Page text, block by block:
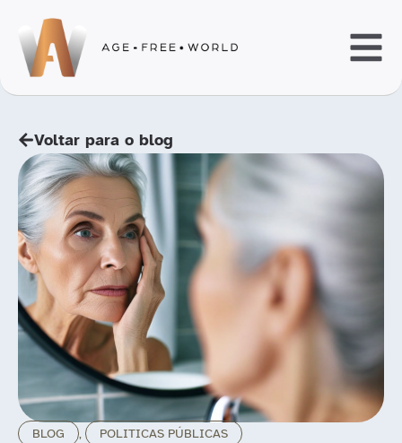
Voltar para o blog
BLOG , POLITICAS PÚBLICAS